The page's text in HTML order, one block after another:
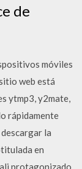
de
móviles
web está
ytmp3, y2mate,
rápidamente
la
en
protagonizado